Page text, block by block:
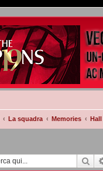
La squadra Memories Hall